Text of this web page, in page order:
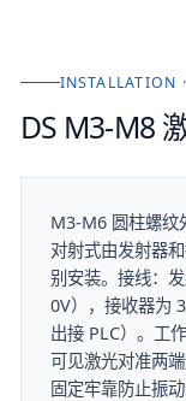
INSTALLATION
DS M3-M8
M3-M6 圆柱螺纹
对射式由发射器
别安装。接线：
0V），接收器为
出接 PLC）。工
可见激光对准两
固定牢靠防止振